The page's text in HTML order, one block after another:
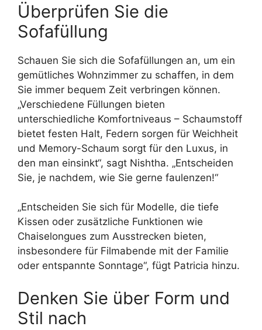
Überprüfen Sie die
Sofafüllung
Schauen Sie sich die Sofafüllungen an, um ein
gemütliches Wohnzimmer zu schaffen, in dem
Sie immer bequem Zeit verbringen können.
„Verschiedene Füllungen bieten
unterschiedliche Komfortniveaus – Schaumstoff
bietet festen Halt, Federn sorgen für Weichheit
und Memory-Schaum sorgt für den Luxus, in
den man einsinkt“, sagt Nishtha. „Entscheiden
Sie, je nachdem, wie Sie gerne faulenzen!“
„Entscheiden Sie sich für Modelle, die tiefe
Kissen oder zusätzliche Funktionen wie
Chaiselongues zum Ausstrecken bieten,
insbesondere für Filmabende mit der Familie
oder entspannte Sonntage“, fügt Patricia hinzu.
Denken Sie über Form und
Stil nach